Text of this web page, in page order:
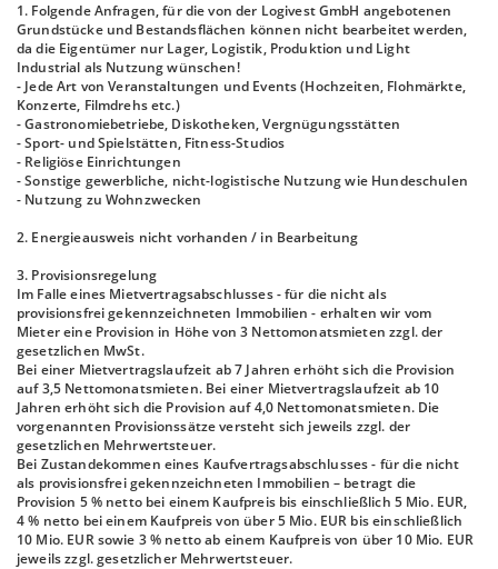
1. Folgende Anfragen, für die von der Logivest GmbH angebotenen
Grundstücke und Bestandsflächen können nicht bearbeitet werden,
da die Eigentümer nur Lager, Logistik, Produktion und Light
Industrial als Nutzung wünschen!
- Jede Art von Veranstaltungen und Events (Hochzeiten, Flohmärkte,
Konzerte, Filmdrehs etc.)
- Gastronomiebetriebe, Diskotheken, Vergnügungsstätten
- Sport- und Spielstätten, Fitness-Studios
- Religiöse Einrichtungen
- Sonstige gewerbliche, nicht-logistische Nutzung wie Hundeschulen
- Nutzung zu Wohnzwecken
2. Energieausweis nicht vorhanden / in Bearbeitung
3. Provisionsregelung
Im Falle eines Mietvertragsabschlusses - für die nicht als
provisionsfrei gekennzeichneten Immobilien - erhalten wir vom
Mieter eine Provision in Höhe von 3 Nettomonatsmieten zzgl. der
gesetzlichen MwSt.
Bei einer Mietvertragslaufzeit ab 7 Jahren erhöht sich die Provision
auf 3,5 Nettomonatsmieten. Bei einer Mietvertragslaufzeit ab 10
Jahren erhöht sich die Provision auf 4,0 Nettomonatsmieten. Die
vorgenannten Provisionssätze versteht sich jeweils zzgl. der
gesetzlichen Mehrwertsteuer.
Bei Zustandekommen eines Kaufvertragsabschlusses - für die nicht
als provisionsfrei gekennzeichneten Immobilien – betragt die
Provision 5 % netto bei einem Kaufpreis bis einschließlich 5 Mio. EUR,
4 % netto bei einem Kaufpreis von über 5 Mio. EUR bis einschließlich
10 Mio. EUR sowie 3 % netto ab einem Kaufpreis von über 10 Mio. EUR
jeweils zzgl. gesetzlicher Mehrwertsteuer.